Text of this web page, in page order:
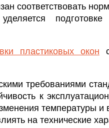
соответствовать
пластиковых окон
требованиями
к
температуры и
на технические